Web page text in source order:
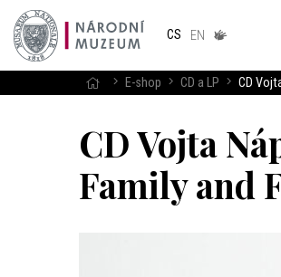
CS EN
v českém
E-shop CD a LP CD
CD Vojta
Family and